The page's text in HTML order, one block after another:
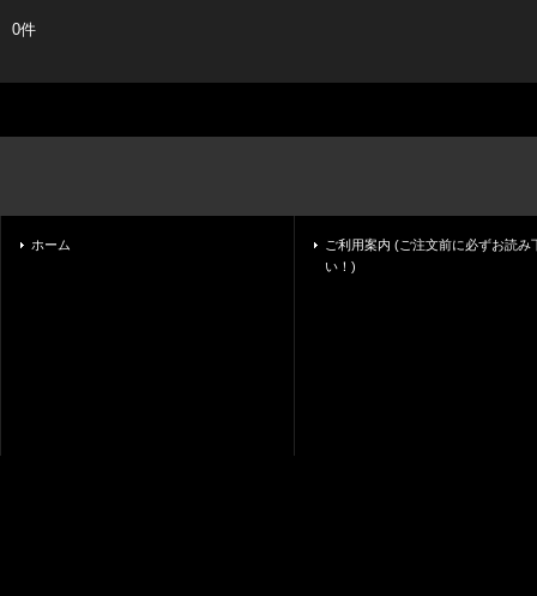
0件
ホーム
ご利用案内 (ご注文前に必ずお読み
い！)